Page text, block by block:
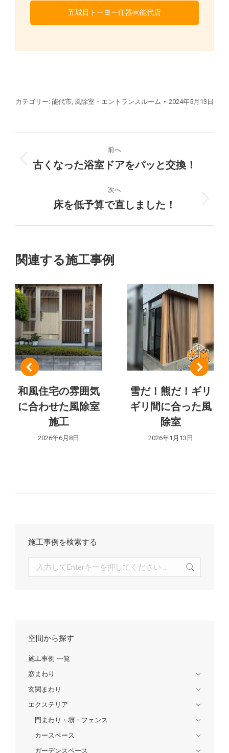
五城目トーヨー住器㈱能代店
カテゴリー: 能代市 風除室・エントランスルーム 2024年5月13日
ロ
ク
ト
ナ
ビ
ゲ
ー
シ
ョ
前へ
前
プ
ロ
ェ
ト:
古くなった浴室ドアをパッと交換！
次へ
次
ジ
ェ
床を低予算で直しました！
関連する施工事例
和風住宅の雰囲気
に合わせた風除室
施工
2026年6月8日
雪だ！熊だ！ギリ
ギリ間に合った風
除室
2026年1月13日
施工事例を検索する
空間から探す
施工事例 一覧
窓まわり
玄関まわり
エクステリア
門まわり・塀・フェンス
カースペース
ガーデンスペース